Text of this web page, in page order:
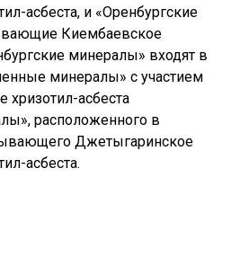
асбеста, и «Оренбургские
Киембаевское
минералы» входят в
минералы» с участием
хризотил-асбеста
расположенного в
Джетыгаринское
асбеста.